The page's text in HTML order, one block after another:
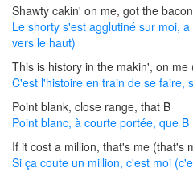
Shawty cakin' on me, got the
Le shorty s'est agglutiné sur moi,
vers le haut)
This is history in the makin', on me
C'est l'histoire en train de se faire,
Point blank, close range, that B
Point blanc, à courte portée, que B
If it cost a million, that's me (that's
Si ça coute un million, c'est moi